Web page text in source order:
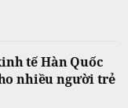
tế Hàn Quốc
nhiều người trẻ